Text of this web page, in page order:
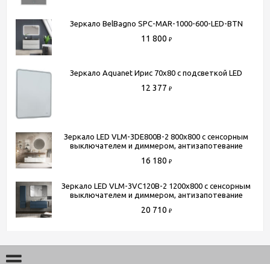
- Доставка до терминала любой транспортной компании
(для всей России)
Более подробную информацию вы можете получить по
Зеркало BelBagno SPC-MAR-1000-600-LED-BTN
11 800 ₽
Зеркало Aquanet Ирис 70x80 с подсветкой LED
12 377 ₽
Зеркало LED VLM-3DE800B-2 800x800 c сенсорным
выключателем и диммером, антизапотевание
16 180 ₽
Зеркало LED VLM-3VC120B-2 1200х800 c сенсорным
выключателем и диммером, антизапотевание
20 710 ₽